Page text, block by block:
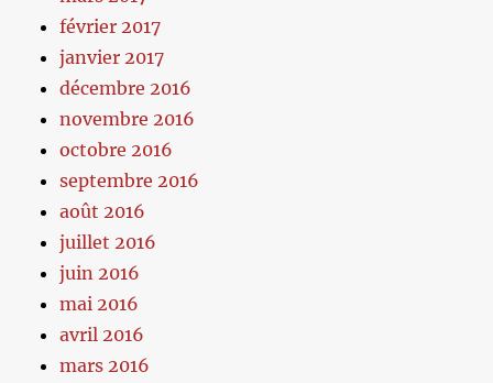
février 2017
janvier 2017
décembre 2016
novembre 2016
octobre 2016
septembre 2016
août 2016
juillet 2016
juin 2016
mai 2016
avril 2016
mars 2016